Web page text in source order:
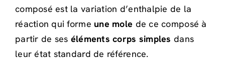
composé est la variation d’enthalpie de la
réaction qui forme une mole de ce composé à
partir de ses éléments corps simples dans
leur état standard de référence.